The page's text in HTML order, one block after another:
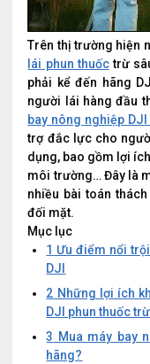
Trên thị trường hiện
lái phun thuốctrừ
phải kể đến hãng
người lái hàng đầu
bay nông nghiệp
trợ đắc lực cho
dụng, bao gồm lợi
môi trường… Đây là
nhiều bài toán
đối mặt.
Mục lục
1 Ưu điểm nổi
DJI
2 Những lợi ích
DJI phun thuốc
3 Mua máy bay
hãng?